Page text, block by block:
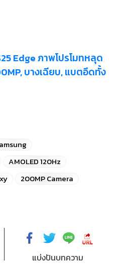
Edge ภาพโปรโมทหลุด
บางเฉียบ, แบตอึดทั้ง
AMOLED 120Hz
200MP Camera
แบ่งปันบทความ